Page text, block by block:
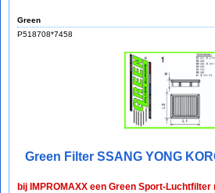
Green
P518708*7458
Green Filter SSANG YONG
bij IMPROMAXX een Green Sport-